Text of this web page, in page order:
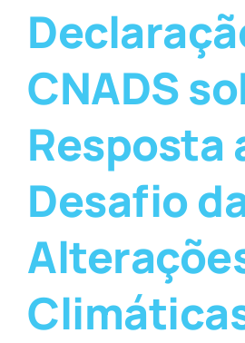
CNADS
Resposta
Desafio